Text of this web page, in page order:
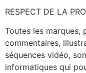
RESPECT DE LA
Toutes les marques,
commentaires,
séquences vidéo,
informatiques qui